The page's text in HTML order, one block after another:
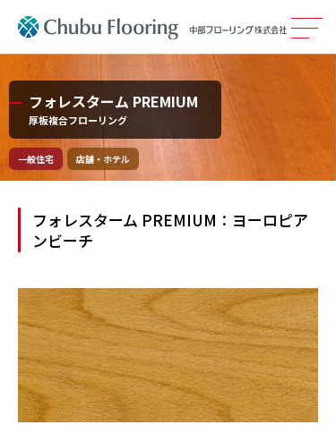
製品情報
カタログ
施工事例
メンテナンス
採用情報
サステナビリティ
フォレスターム PREMIUM
厚板複合フローリング
一般住宅 店舗・ホテル
フォレスターム PREMIUM：ヨーロピア
ンビーチ